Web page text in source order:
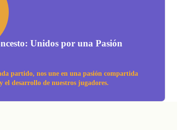
Unidos por una Pasión
partido, nos une en una pasión compartida
desarrollo de nuestros jugadores.